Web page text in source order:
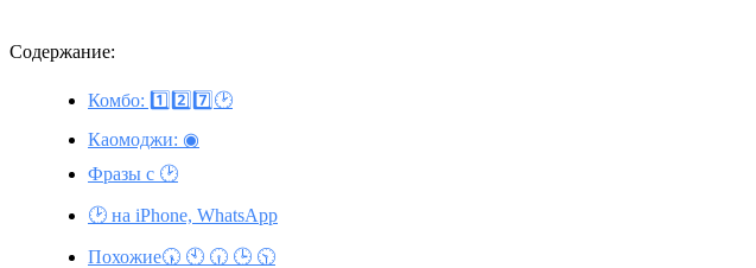
Содержание:
Комбо: 1️⃣2️⃣7️⃣🕑
Каомоджи: ◉
Фразы с 🕑
🕑 на iPhone, WhatsApp
Похожие🕠 🕙 🕡 🕒 🕥